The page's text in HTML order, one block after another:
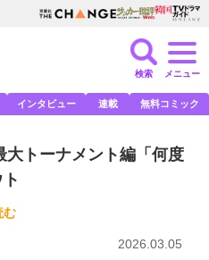
検索 メニュー
インタビュー 連載 無料コミック
トーナメント編「何度
む
2026.03.05